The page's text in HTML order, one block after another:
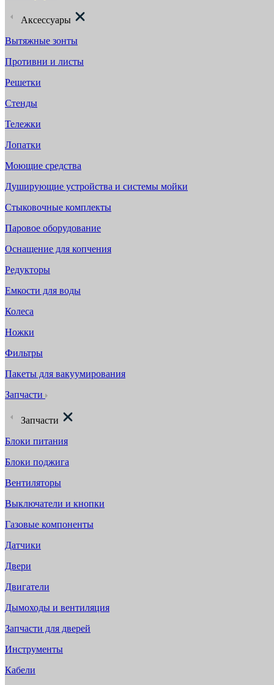
Аксессуары
Вытяжные зонты
Противни и листы
Решетки
Стенды
Тележки
Лопатки
Моющие средства
Душирующие устройства и системы мойки
Стыковочные комплекты
Паровое оборудование
Оснащение для копчения
Редукторы
Емкости для воды
Колеса
Ножки
Фильтры
Пакеты для вакуумирования
Запчасти
Запчасти
Блоки питания
Блоки поджига
Вентиляторы
Выключатели и кнопки
Газовые компоненты
Датчики
Двери
Двигатели
Дымоходы и вентиляция
Запчасти для дверей
Инструменты
Кабели